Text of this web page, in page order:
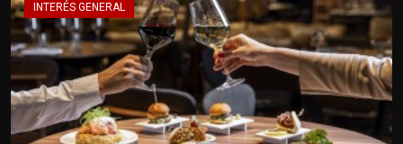
INTERÉS GENERAL